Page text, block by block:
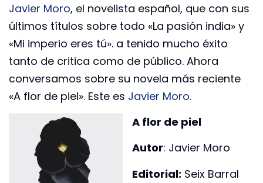
Javier Moro, el novelista español, que con sus
últimos títulos sobre todo «La pasión india» y
«Mi imperio eres tú». a tenido mucho éxito
tanto de critica como de público. Ahora
conversamos sobre su novela más reciente
«A flor de piel». Este es Javier Moro.
A flor de piel
Autor: Javier Moro
Editorial: Seix Barral